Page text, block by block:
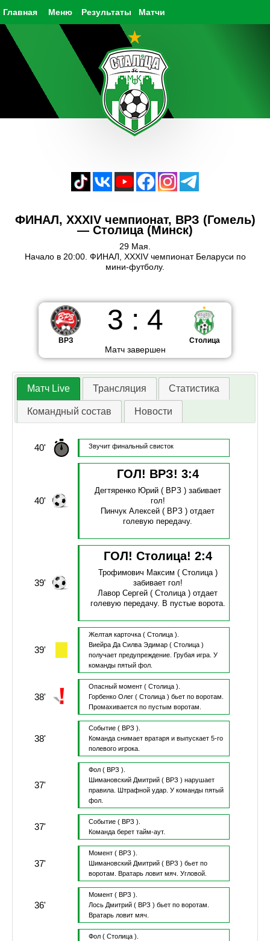
Главная Результаты Матчи
Меню
ФИНАЛ, XXXIV чемпионат, ВРЗ (Гомель)
— Столица (Минск)
29 Мая.
Начало в 20:00. ФИНАЛ, XXXIV чемпионат Беларуси по
мини-футболу.
ВРЗ
3 : 4
Матч завершен
Столица
Матч Live Трансляция Статистика
Командный состав Новости
40' Звучит финальный свисток
40'
ГОЛ! ВРЗ! 3:4
Дегтяренко Юрий( ВРЗ ) забивает
гол!
Пинчук Алексей ( ВРЗ )отдает
голевую передачу.
39'
ГОЛ! Столица! 2:4
Трофимович Максим ( Столица )
забивает гол!
Лавор Сергей ( Столица )отдает
голевую передачу. В пустые ворота.
39'
Желтая карточка ( Столица ).
Виейра Да Силва Эдимар( Столица )
получает предупреждение.
Грубая игра. У
команды пятый фол.
38'
Опасный момент ( Столица ).
Горбенко Олег( Столица ) бьет по воротам.
Промахивается по пустым воротам.
38'
Событие ( ВРЗ ).
Команда снимает вратаря и выпускает 5-го
полевого игрока.
37'
Фол ( ВРЗ ).
Шимановский Дмитрий( ВРЗ ) нарушает
правила.
Штрафной удар. У команды пятый
фол.
37' Событие ( ВРЗ ).
Команда берет тайм-аут.
37'
Момент ( ВРЗ ).
Шимановский Дмитрий( ВРЗ ) бьет по
воротам.
Вратарь ловит мяч. Угловой.
36'
Момент ( ВРЗ ).
Лось Дмитрий( ВРЗ ) бьет по воротам.
Вратарь ловит мяч.
Фол ( Столица ).